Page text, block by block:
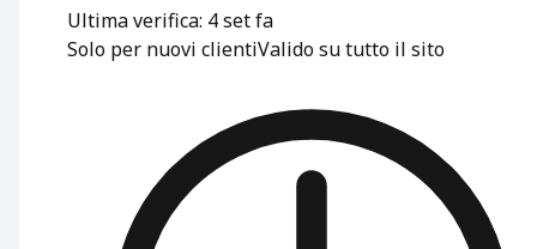
Ultima verifica: 4 set fa
Solo per nuovi clientiValido su tutto il sito